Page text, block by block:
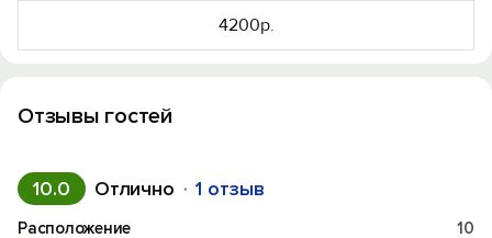
4200р.
Отзывы гостей
10.0 Отлично 1 отзыв
Расположение 10